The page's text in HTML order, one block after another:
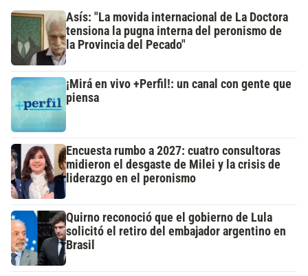
Asís: "La movida internacional de La Doctora
tensiona la pugna interna del peronismo de
la Provincia del Pecado"
¡Mirá en vivo +Perfil!: un canal con gente que
piensa
Encuesta rumbo a 2027: cuatro consultoras
midieron el desgaste de Milei y la crisis de
liderazgo en el peronismo
Quirno reconoció que el gobierno de Lula
solicitó el retiro del embajador argentino en
Brasil